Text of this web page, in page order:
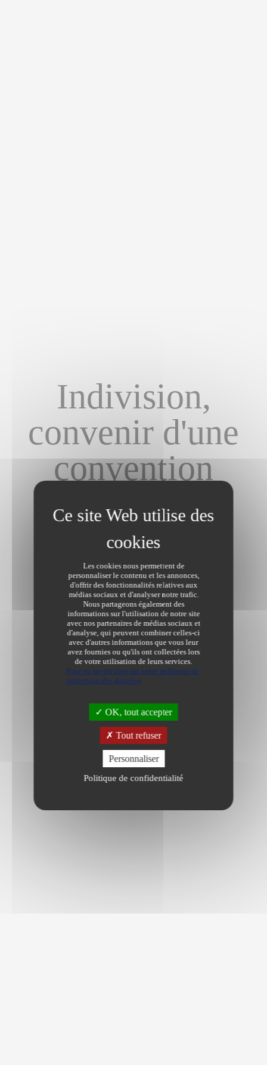
Indivision,
convenir d'une
convention
Dernière modification le 06/01/2023
Les cookies nous permettent de
personnaliser le contenu et les annonces,
d'offrir des fonctionnalités relatives aux
médias sociaux et d'analyser notre trafic.
Nous partageons également des
informations sur l'utilisation de notre site
avec nos partenaires de médias sociaux et
d'analyse, qui peuvent combiner celles-ci
avec d'autres informations que vous leur
avez fournies ou qu'ils ont collectées lors
de votre utilisation de leurs services.
Pour en savoir plus sur notre politique de
protection des données
OK, tout accepter
Tout refuser
Personnaliser
Politique de confidentialité